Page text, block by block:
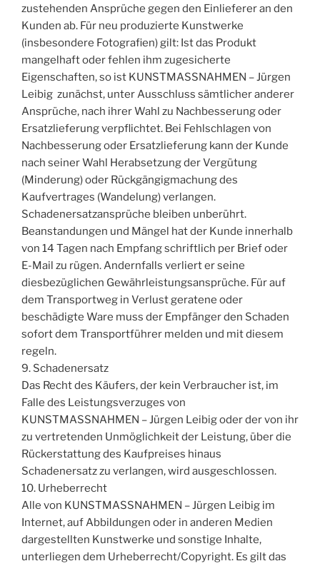
zustehenden Ansprüche gegen den Einlieferer an den
Kunden ab. Für neu produzierte Kunstwerke
(insbesondere Fotografien) gilt: Ist das Produkt
mangelhaft oder fehlen ihm zugesicherte
Eigenschaften, so ist KUNSTMASSNAHMEN – Jürgen
Leibig zunächst, unter Ausschluss sämtlicher anderer
Ansprüche, nach ihrer Wahl zu Nachbesserung oder
Ersatzlieferung verpflichtet. Bei Fehlschlagen von
Nachbesserung oder Ersatzlieferung kann der Kunde
nach seiner Wahl Herabsetzung der Vergütung
(Minderung) oder Rückgängigmachung des
Kaufvertrages (Wandelung) verlangen.
Schadenersatzansprüche bleiben unberührt.
Beanstandungen und Mängel hat der Kunde innerhalb
von 14 Tagen nach Empfang schriftlich per Brief oder
E-Mail zu rügen. Andernfalls verliert er seine
diesbezüglichen Gewährleistungsansprüche. Für auf
dem Transportweg in Verlust geratene oder
beschädigte Ware muss der Empfänger den Schaden
sofort dem Transportführer melden und mit diesem
regeln.
9. Schadenersatz
Das Recht des Käufers, der kein Verbraucher ist, im
Falle des Leistungsverzuges von
KUNSTMASSNAHMEN – Jürgen Leibig oder der von ihr
zu vertretenden Unmöglichkeit der Leistung, über die
Rückerstattung des Kaufpreises hinaus
Schadenersatz zu verlangen, wird ausgeschlossen.
10. Urheberrecht
Alle von KUNSTMASSNAHMEN – Jürgen Leibig im
Internet, auf Abbildungen oder in anderen Medien
dargestellten Kunstwerke und sonstige Inhalte,
unterliegen dem Urheberrecht/Copyright. Es gilt das